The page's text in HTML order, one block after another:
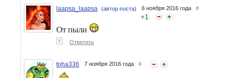
laapsa_laapsa (автор поста) 6 ноября 2016 года #
+1
От пыли
↑ Ответить
toha336 7 ноября 2016 года #